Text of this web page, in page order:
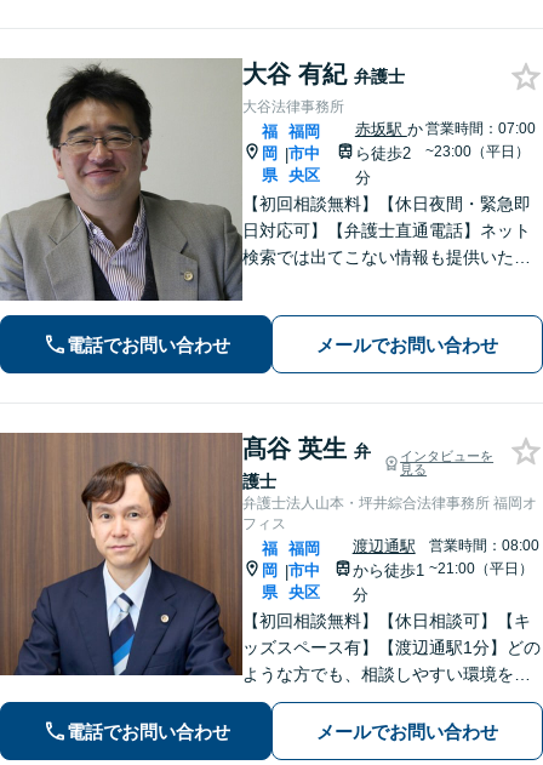
大谷 有紀 弁護士
大谷法律事務所
福
岡
県
|
福岡
市中
央区
赤坂駅 か
ら徒歩2
分
営業時間：07:00
~23:00（平日）
【初回相談無料】【休日夜間・緊急即
日対応可】【弁護士直通電話】ネット
検索では出てこない情報も提供いたし
でも諦めずに是非一度ご相談くださ
い。【福岡市中央区赤坂駅徒歩２分】
電話でお問い合わせ メールでお問い合わせ
髙谷 英生 弁
護士
インタビューを
見る
弁護士法人山本・坪井綜合法律事務所 福岡オ
フィス
福
岡
県
|
福岡
市中
央区
渡辺通駅
から徒歩1
分
営業時間：08:00
~21:00（平日）
【初回相談無料】【休日相談可】【キ
ッズスペース有】【渡辺通駅1分】どの
ような方でも、相談しやすい環境を整
えています。依頼者様に寄り添った対
応を心がけています。【離婚・男女問
題】DV被害へ積極的に対応。お気軽に
電話でお問い合わせ メールでお問い合わせ